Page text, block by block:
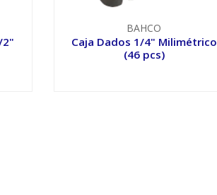
2"
BAHCO
Caja Dados 1/4" Milimétrico
(46 pcs)